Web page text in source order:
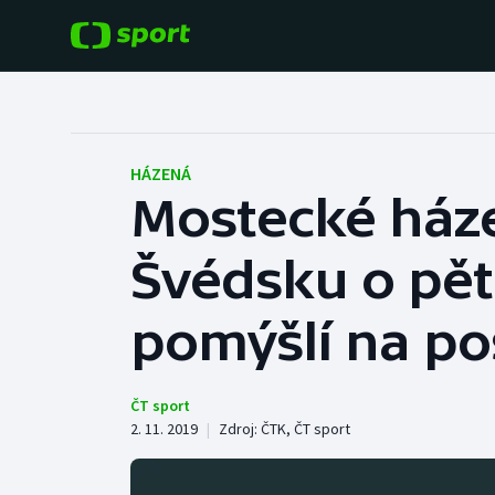
Fotbal
Hokej
Tenis
Cyklistika
Baseball a softbal
Basketbal
Biatlon
HÁZENÁ
Mostecké
Švédsku o
pomýšlí na
ČT sport
2. 11. 2019 | Zdroj: ČTK, ČT sport